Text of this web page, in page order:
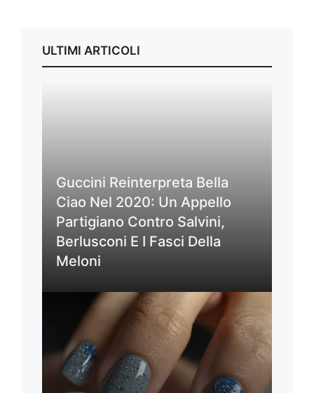
ULTIMI ARTICOLI
Guccini Reinterpreta Bella
Ciao Nel 2020: Un Appello
Partigiano Contro Salvini,
Berlusconi E I Fasci Della
Meloni